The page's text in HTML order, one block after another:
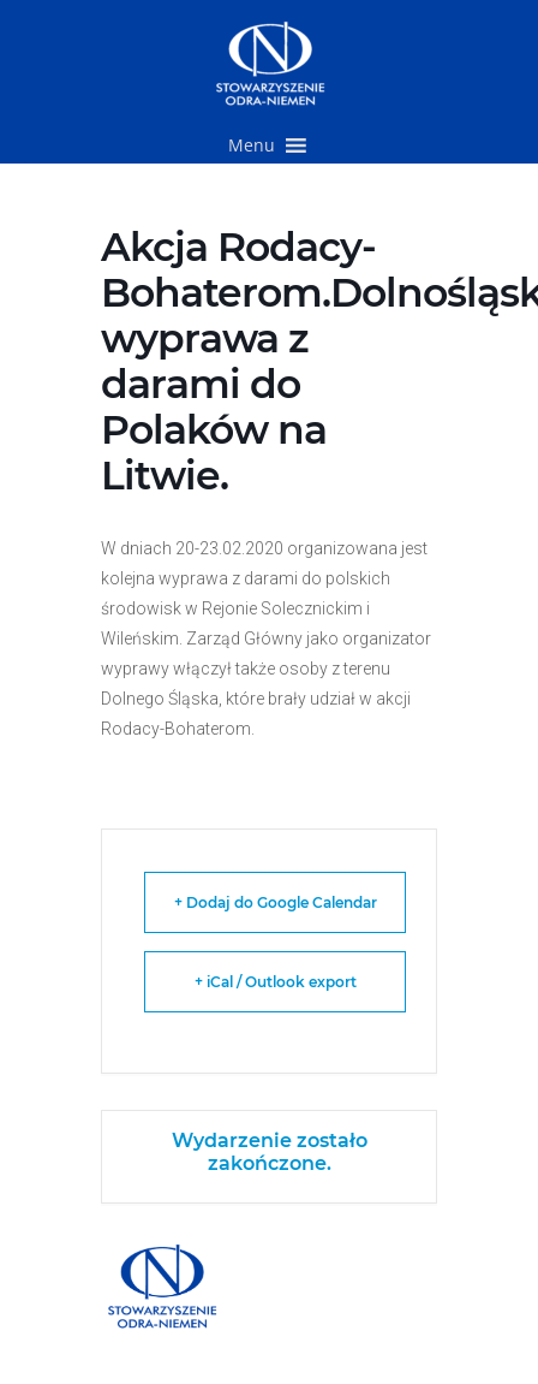
Menu
Akcja Rodacy-
wyprawa z
darami do
Polaków na
Litwie.
W dniach 20-23.02.2020 organizowana jest
kolejna wyprawa z darami do polskich
środowisk w Rejonie Solecznickim i
Wileńskim. Zarząd Główny jako organizator
wyprawy włączył także osoby z terenu
Dolnego Śląska, które brały udział w akcji
Rodacy-Bohaterom.
+ Dodaj do Google Calendar
+ iCal / Outlook export
Wydarzenie zostało
zakończone.